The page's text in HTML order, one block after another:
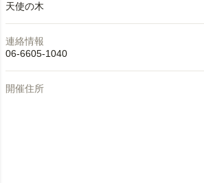
天使の木
連絡情報
06-6605-1040
開催住所